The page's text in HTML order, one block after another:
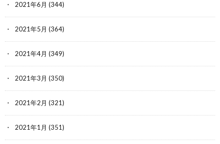
2021年6月 (344)
2021年5月 (364)
2021年4月 (349)
2021年3月 (350)
2021年2月 (321)
2021年1月 (351)